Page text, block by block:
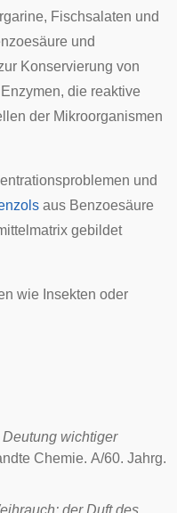
Fischsalaten und
und
Konservierung von
die reaktive
der Mikroorganismen
und
aus Benzoesäure
gebildet
wie Insekten oder
wichtiger
Chemie. A/60. Jahrg.
der Duft des